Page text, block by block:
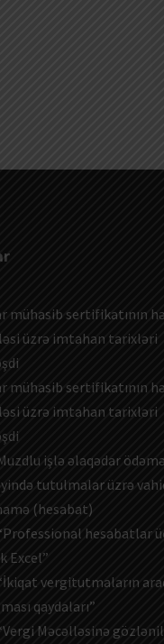
mühasib sertifikatının
üzrə imtahan tarixləri
mühasib sertifikatının
üzrə imtahan tarixləri
işlə əlaqədar ödəmə
tutulmalar üzrə
(hesabat)
hesabatlar
Excel”
vergitutmaların
qaydaları”
Məcəlləsinə